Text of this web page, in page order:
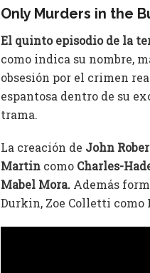
Only Murders in the
El quinto episodio de la
como indica su nombre,
obsesión por el crimen
espantosa dentro de su
trama.
La creación de John
Martin como Charles-
Mabel Mora. Además
Durkin, Zoe Colletti